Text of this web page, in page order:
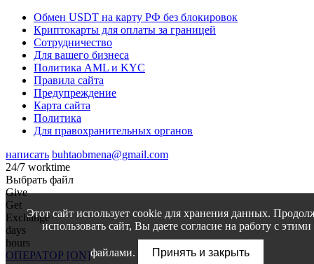
Обмен USDT на карту РФ без блокировок
Криптокарты для оплаты за границей
Сотрудничество
Для вашего бизнеса
Политика AML и KYC
Правила сайта
Предупреждение
Карта сайта
Политика
Для правохранительных органов
написать buhtaobmena@gmail.com
24/7 worktime
Выбрать файл
Give
Get
Exchange
days
hours
ОПЕРАТОР [ON]
Этот сайт использует cookie для хранения данных.
использовать сайт, Вы даете согласие на работу с этими
файлами. Принять и закрыть